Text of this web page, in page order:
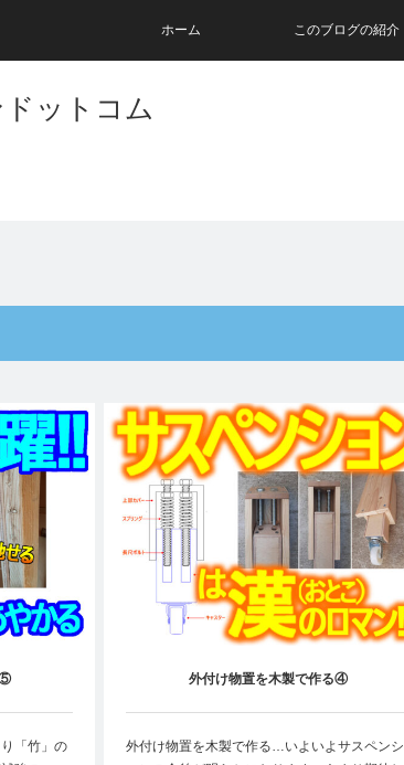
ホーム このブログの紹介
ットコム
⑤
「竹」の
外付け物置を木製で作る④
外付け物置を木製で作る…いよいよサスペンシ